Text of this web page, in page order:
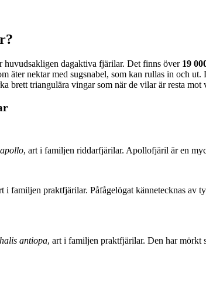
huvudsakligen dagaktiva fjärilar. Det finns över 19
äter nektar med sugsnabel, som kan rullas in och
brett triangulära vingar som när de vilar är resta mot
, art i familjen riddarfjärilar. Apollofjäril är en
i familjen praktfjärilar. Påfågelögat kännetecknas av
antiopa, art i familjen praktfjärilar. Den har mörkt